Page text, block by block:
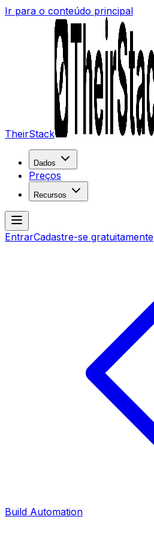
Ir para o conteúdo principal
TheirStack
Dados
Preços
Recursos
EntrarCadastre-se gratuitamente
Build Automation